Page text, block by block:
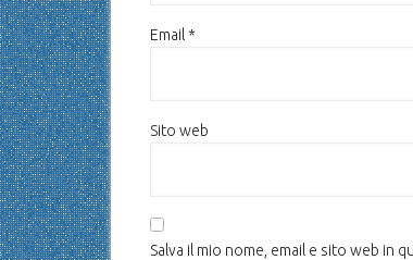
Email *
Sito web
Salva il mio nome, email e sito web in